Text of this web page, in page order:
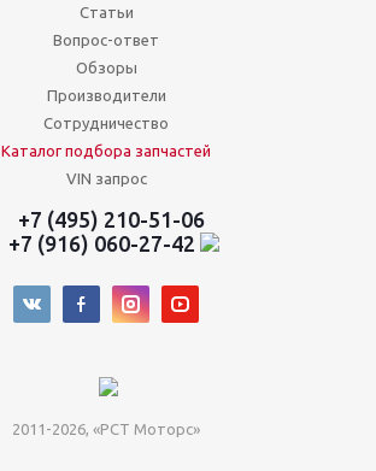
Статьи
Вопрос-ответ
Обзоры
Производители
Сотрудничество
Каталог подбора запчастей
VIN запрос
+7 (495) 210-51-06
+7 (916) 060-27-42
2011-2026, «РСТ Моторс»